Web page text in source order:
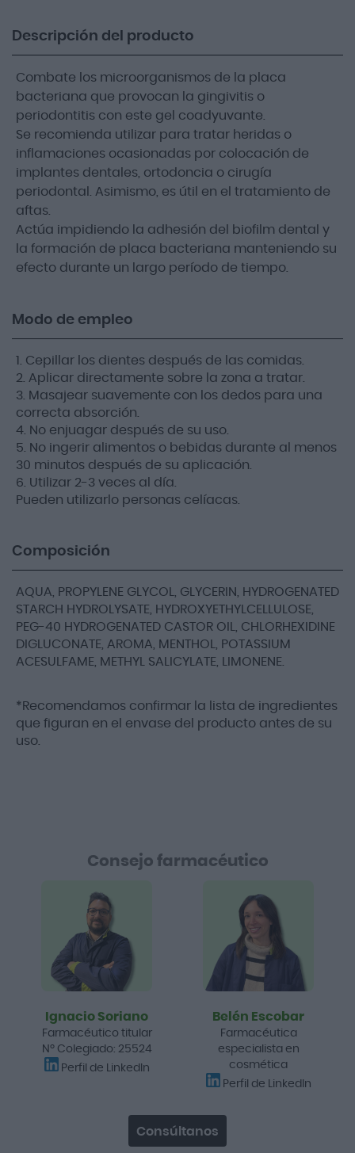
Descripción del producto
Combate los microorganismos de la placa
bacteriana que provocan la gingivitis o
periodontitis con este gel coadyuvante.
Se recomienda utilizar para tratar heridas o
inflamaciones ocasionadas por colocación de
implantes dentales, ortodoncia o cirugía
periodontal. Asimismo, es útil en el tratamiento de
aftas.
Actúa impidiendo la adhesión del biofilm dental y
la formación de placa bacteriana manteniendo su
efecto durante un largo período de tiempo.
Modo de empleo
1. Cepillar los dientes después de las comidas.
2. Aplicar directamente sobre la zona a tratar.
3. Masajear suavemente con los dedos para una
correcta absorción.
4. No enjuagar después de su uso.
5. No ingerir alimentos o bebidas durante al menos
30 minutos después de su aplicación.
6. Utilizar 2-3 veces al día.
Pueden utilizarlo personas celíacas.
Composición
AQUA, PROPYLENE GLYCOL, GLYCERIN, HYDROGENATED
STARCH HYDROLYSATE, HYDROXYETHYLCELLULOSE,
PEG-40 HYDROGENATED CASTOR OIL, CHLORHEXIDINE
DIGLUCONATE, AROMA, MENTHOL, POTASSIUM
ACESULFAME, METHYL SALICYLATE, LIMONENE.
*Recomendamos confirmar la lista de ingredientes
que figuran en el envase del producto antes de su
uso.
Consejo farmacéutico
Ignacio Soriano
Farmacéutico titular
Nº Colegiado: 25524
Perfil de LinkedIn
Belén Escobar
Farmacéutica
especialista en
cosmética
Perfil de LinkedIn
Consúltanos